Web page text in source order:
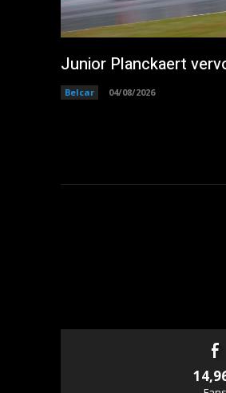
Junior Planckaert
Belcar 04/08/2026